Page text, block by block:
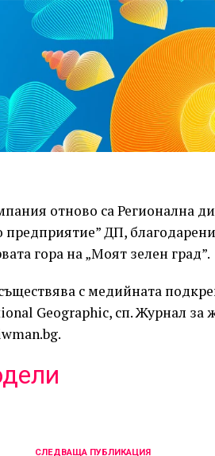
отново са Регионална
ДП,
гора на „Моят зелен град”.
с медийната
Geographic, сп. Журнал за
СЛЕДВАЩА ПУБЛИКАЦИЯ